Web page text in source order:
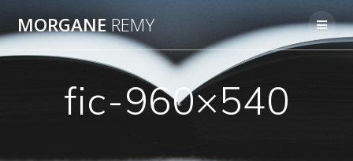
contenu
MORGANE REMY
fic-960×540